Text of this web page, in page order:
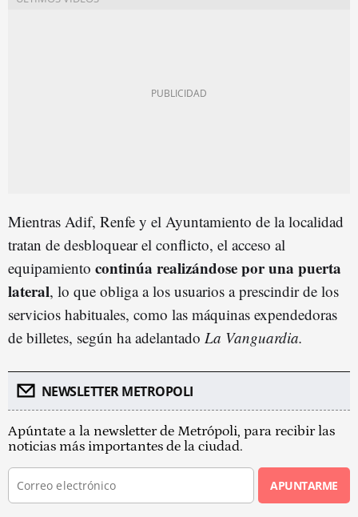
Mientras Adif, Renfe y el Ayuntamiento de la localidad
tratan de desbloquear el conflicto, el acceso al
equipamiento continúa realizándose por una puerta
lateral, lo que obliga a los usuarios a prescindir de los
servicios habituales, como las máquinas expendedoras
de billetes, según ha adelantado La Vanguardia.
NEWSLETTER METROPOLI
Apúntate a la newsletter de Metrópoli, para recibir las
noticias más importantes de la ciudad.
APUNTARME